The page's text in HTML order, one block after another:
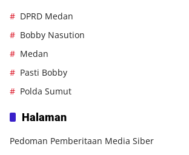
DPRD Medan
Bobby Nasution
Medan
Pasti Bobby
Polda Sumut
Halaman
Pedoman Pemberitaan Media Siber